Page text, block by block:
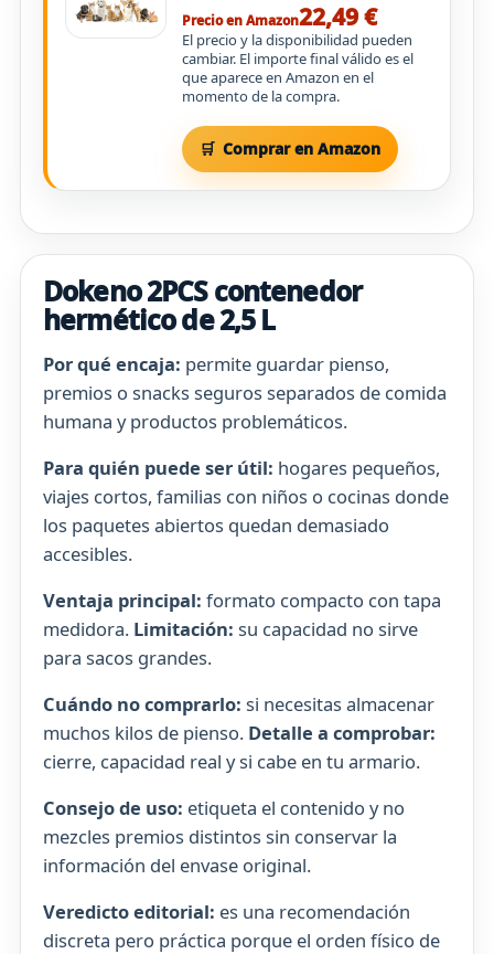
Precio en Amazon22,49 €
El precio y la disponibilidad pueden
cambiar. El importe final válido es el
que aparece en Amazon en el
momento de la compra.
Comprar en Amazon
Dokeno 2PCS contenedor
hermético de 2,5 L
Por qué encaja: permite guardar pienso,
premios o snacks seguros separados de comida
humana y productos problemáticos.
Para quién puede ser útil: hogares pequeños,
viajes cortos, familias con niños o cocinas donde
los paquetes abiertos quedan demasiado
accesibles.
Ventaja principal: formato compacto con tapa
medidora. Limitación: su capacidad no sirve
para sacos grandes.
Cuándo no comprarlo: si necesitas almacenar
muchos kilos de pienso. Detalle a comprobar:
cierre, capacidad real y si cabe en tu armario.
Consejo de uso: etiqueta el contenido y no
mezcles premios distintos sin conservar la
información del envase original.
Veredicto editorial: es una recomendación
discreta pero práctica porque el orden físico de